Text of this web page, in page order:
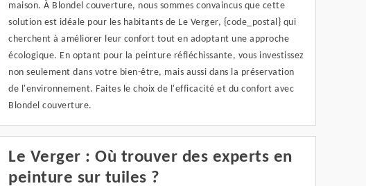
maison. À Blondel couverture, nous sommes convaincus que cette
solution est idéale pour les habitants de Le Verger, {code_postal} qui
cherchent à améliorer leur confort tout en adoptant une approche
écologique. En optant pour la peinture réfléchissante, vous investissez
non seulement dans votre bien-être, mais aussi dans la préservation
de l'environnement. Faites le choix de l'efficacité et du confort avec
Blondel couverture.
Le Verger : Où trouver des experts en
peinture sur tuiles ?